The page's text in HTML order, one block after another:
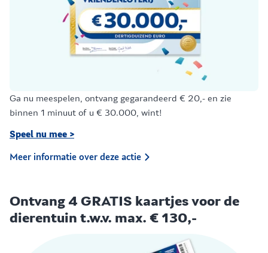
Ga nu meespelen, ontvang gegarandeerd € 20,- en zie
binnen 1 minuut of u € 30.000, wint!
Speel nu mee >
Meer informatie over deze actie
Ontvang 4 GRATIS kaartjes voor de
dierentuin t.w.v. max. € 130,-